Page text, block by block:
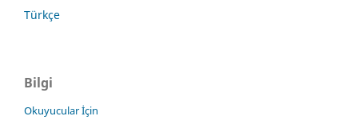
Türkçe
Bilgi
Okuyucular İçin